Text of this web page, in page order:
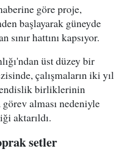
göre proje,
başlayarak güneyde
sınır hattını kapsıyor.
üst düzey bir
çalışmaların iki yıl
birliklerinin
alması nedeniyle
aktarıldı.
setler